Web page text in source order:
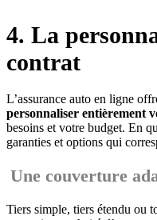
4. La
contrat
L’assurance auto en ligne
personnaliser entièrement
besoins et votre budget. En
garanties et options qui
Une couverture
Tiers simple, tiers étendu ou